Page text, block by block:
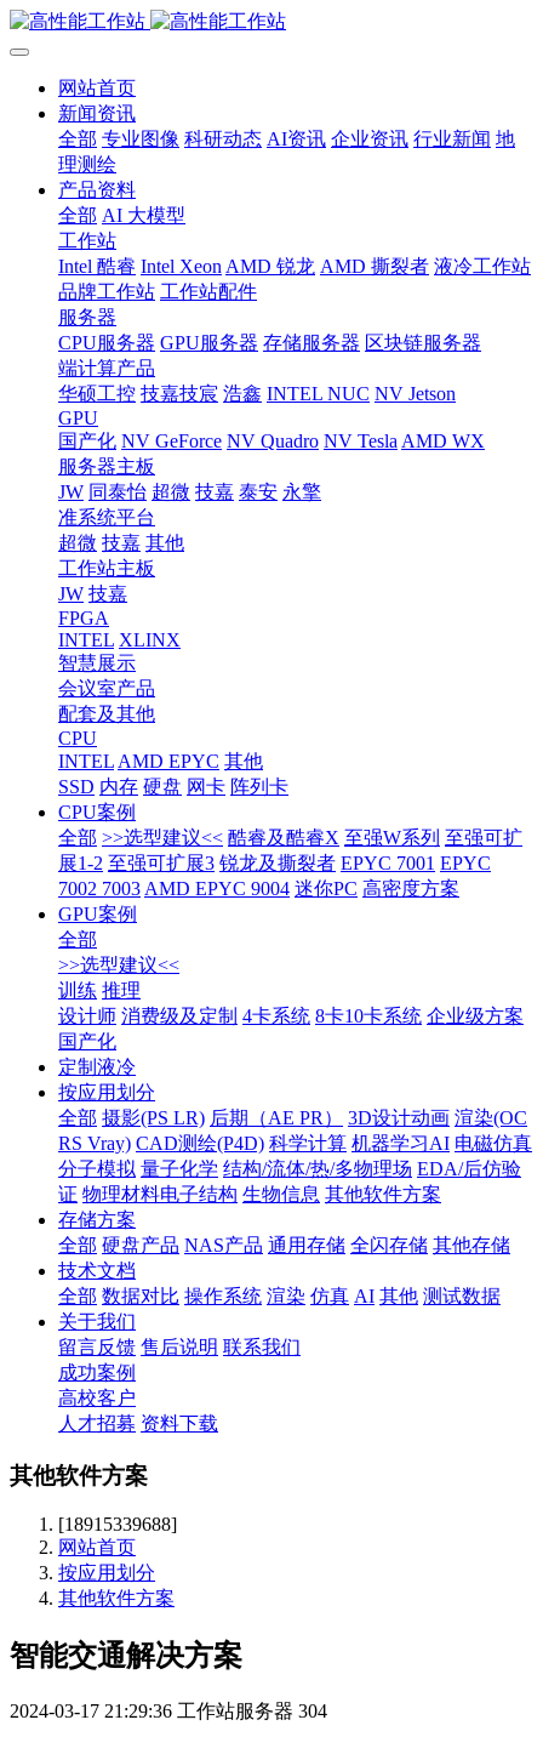
网站首页
新闻资讯
全部 专业图像 科研动态 AI资讯 企业资讯 行业新闻 地
理测绘
产品资料
全部 AI 大模型
工作站
Intel 酷睿 Intel Xeon AMD 锐龙 AMD 撕裂者 液冷工作站
品牌工作站 工作站配件
服务器
CPU服务器 GPU服务器 存储服务器 区块链服务器
端计算产品
华硕工控 技嘉技宸 浩鑫 INTEL NUC NV Jetson
GPU
国产化 NV GeForce NV Quadro NV Tesla AMD WX
服务器主板
JW 同泰怡 超微 技嘉 泰安 永擎
准系统平台
超微 技嘉 其他
工作站主板
JW 技嘉
FPGA
INTEL XLINX
智慧展示
会议室产品
配套及其他
CPU
INTEL AMD EPYC 其他
SSD 内存 硬盘 网卡 阵列卡
CPU案例
全部 >>选型建议<< 酷睿及酷睿X 至强W系列 至强可扩
展1-2 至强可扩展3 锐龙及撕裂者 EPYC 7001 EPYC
7002 7003 AMD EPYC 9004 迷你PC 高密度方案
GPU案例
全部
>>选型建议<<
训练 推理
设计师 消费级及定制 4卡系统 8卡10卡系统 企业级方案
国产化
定制液冷
按应用划分
全部 摄影(PS LR) 后期（AE PR） 3D设计动画 渲染(OC
RS Vray) CAD测绘(P4D) 科学计算 机器学习AI 电磁仿真
分子模拟 量子化学 结构/流体/热/多物理场 EDA/后仿验
证 物理材料电子结构 生物信息 其他软件方案
存储方案
全部 硬盘产品 NAS产品 通用存储 全闪存储 其他存储
技术文档
全部 数据对比 操作系统 渲染 仿真 AI 其他 测试数据
关于我们
留言反馈 售后说明 联系我们
成功案例
高校客户
人才招募 资料下载
其他软件方案
[18915339688]
网站首页
按应用划分
其他软件方案
智能交通解决方案
2024-03-17 21:29:36 工作站服务器 304